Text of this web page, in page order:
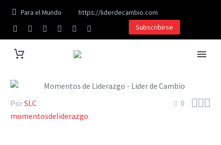
Para el Mundo
https://liderdecambio.com
Subscribirse
0 
PorSLC
momentosdeliderazgo